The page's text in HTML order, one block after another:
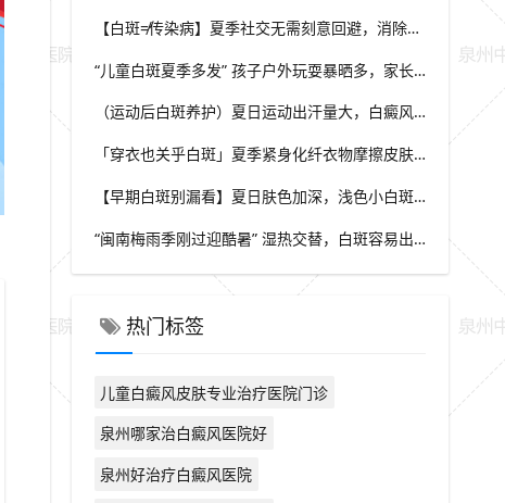
【白斑≠传染病】夏季社交无需刻意回避，消除对白斑的误解，泉州中科白癜风医院科普白癜风基础常识
“儿童白斑夏季多发” 孩子户外玩耍暴晒多，家长多留意皮肤变化，泉州中科白癜风医院浅谈孩童白斑相关护理
（运动后白斑养护）夏日运动出汗量大，白癜风人群运动需兼顾防晒与干爽，泉州中科白癜风医院分享运动注意点
「穿衣也关乎白斑」夏季紧身化纤衣物摩擦皮肤，容易触发同形反应，泉州中科白癜风医院推荐白斑人群穿搭选择
【早期白斑别漏看】夏日肤色加深，浅色小白斑容易被忽略，泉州中科白癜风医院提示发现异常白斑尽早筛查
“闽南梅雨季刚过迎酷暑” 湿热交替，白斑容易出现波动，泉州中科白癜风医院讲解潮湿环境下白斑护理重点
热门标签
儿童白癜风皮肤专业治疗医院门诊
泉州哪家治白癜风医院好
泉州好治疗白癜风医院